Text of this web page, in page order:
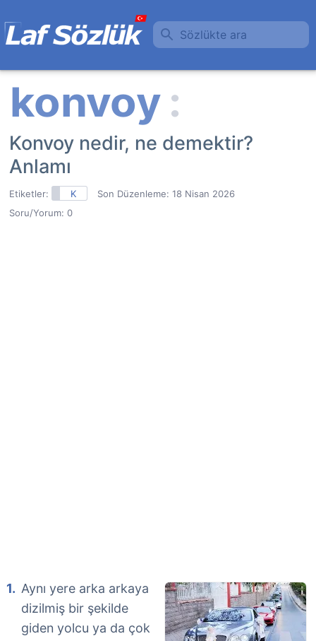
Sözlükte ara
Konvoy nedir, ne demektir?
Anlamı
Etiketler: K Son Düzenleme: 18 Nisan 2026
Soru/Yorum: 0
Aynı yere arka arkaya
dizilmiş bir şekilde
giden yolcu ya da çok